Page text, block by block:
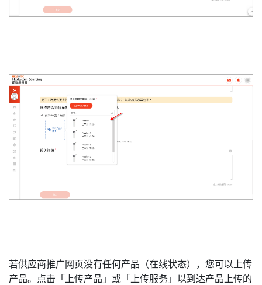
若供应商推广网页没有任何产品（在线状态），您可以上传
产品。点击「上传产品」或「上传服务」以到达产品上传的